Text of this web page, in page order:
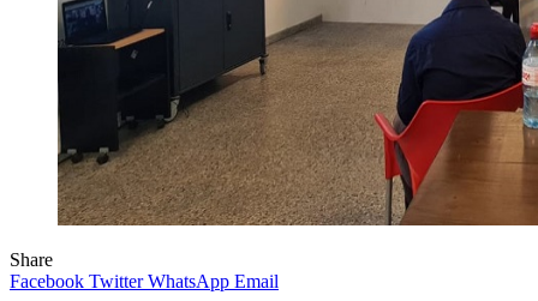
Share
Facebook Twitter WhatsApp Email